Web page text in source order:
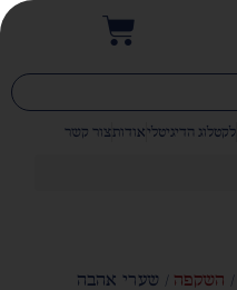
לקטלוג הדיגיטליאודותצור קשר
/ השקפה / שערי אהבה